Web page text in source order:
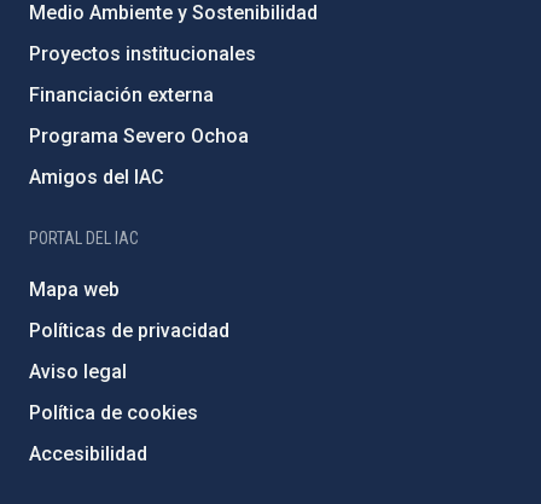
Medio Ambiente y Sostenibilidad
Proyectos institucionales
Financiación externa
Programa Severo Ochoa
Amigos del IAC
PORTAL DEL IAC
Mapa web
Políticas de privacidad
Aviso legal
Política de cookies
Accesibilidad